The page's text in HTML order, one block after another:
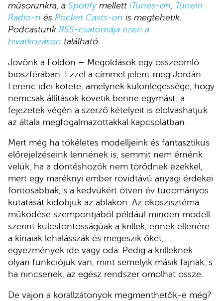
műsorunkra, a Spotifymellett iTunes-on, TuneIn
Radio-n és Pocket Casts-on is megtehetik.
Podcastunk RSS-csatornája ezen a
hivatkozáson található.
Jövőnk a Földön – Megoldások egy összeomló
bioszférában. Ezzel a címmel jelent meg Jordán
Ferenc idei kötete, amelynek különlegessége, hogy
nemcsak állítások követik benne egymást: a
fejezetek végén a szerző kételyeit is elolvashatjuk
az általa megfogalmazottakkal kapcsolatban.
Mert még ha tökéletes modelljeink és fantasztikus
előrejelzéseink lennének is, semmit nem érnénk
velük, ha a döntéshozók nem törődnek ezekkel,
mert egy maréknyi ember rövidtávú anyagi érdekei
fontosabbak, s a kedvükért ötven év tudományos
kutatását kidobjuk az ablakon. Az ökoszisztéma
működése szempontjából például minden modell
szerint kulcsfontosságúak a krillek, ennek ellenére
a kínaiak lehalásszák és megeszik őket,
egyezmények ide vagy oda. Pedig a krilleknek
olyan funkciójuk van, mint semelyik másik fajnak, s
ha nincsenek, az egész rendszer omolhat össze.
De vajon a korallzátonyok megmenthetők-e még?